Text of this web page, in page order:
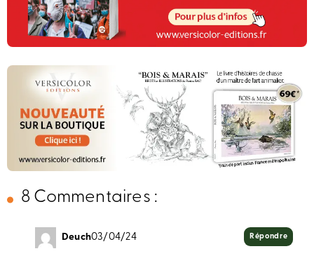
8 Commentaires :
Deuch03/04/24 Répondre